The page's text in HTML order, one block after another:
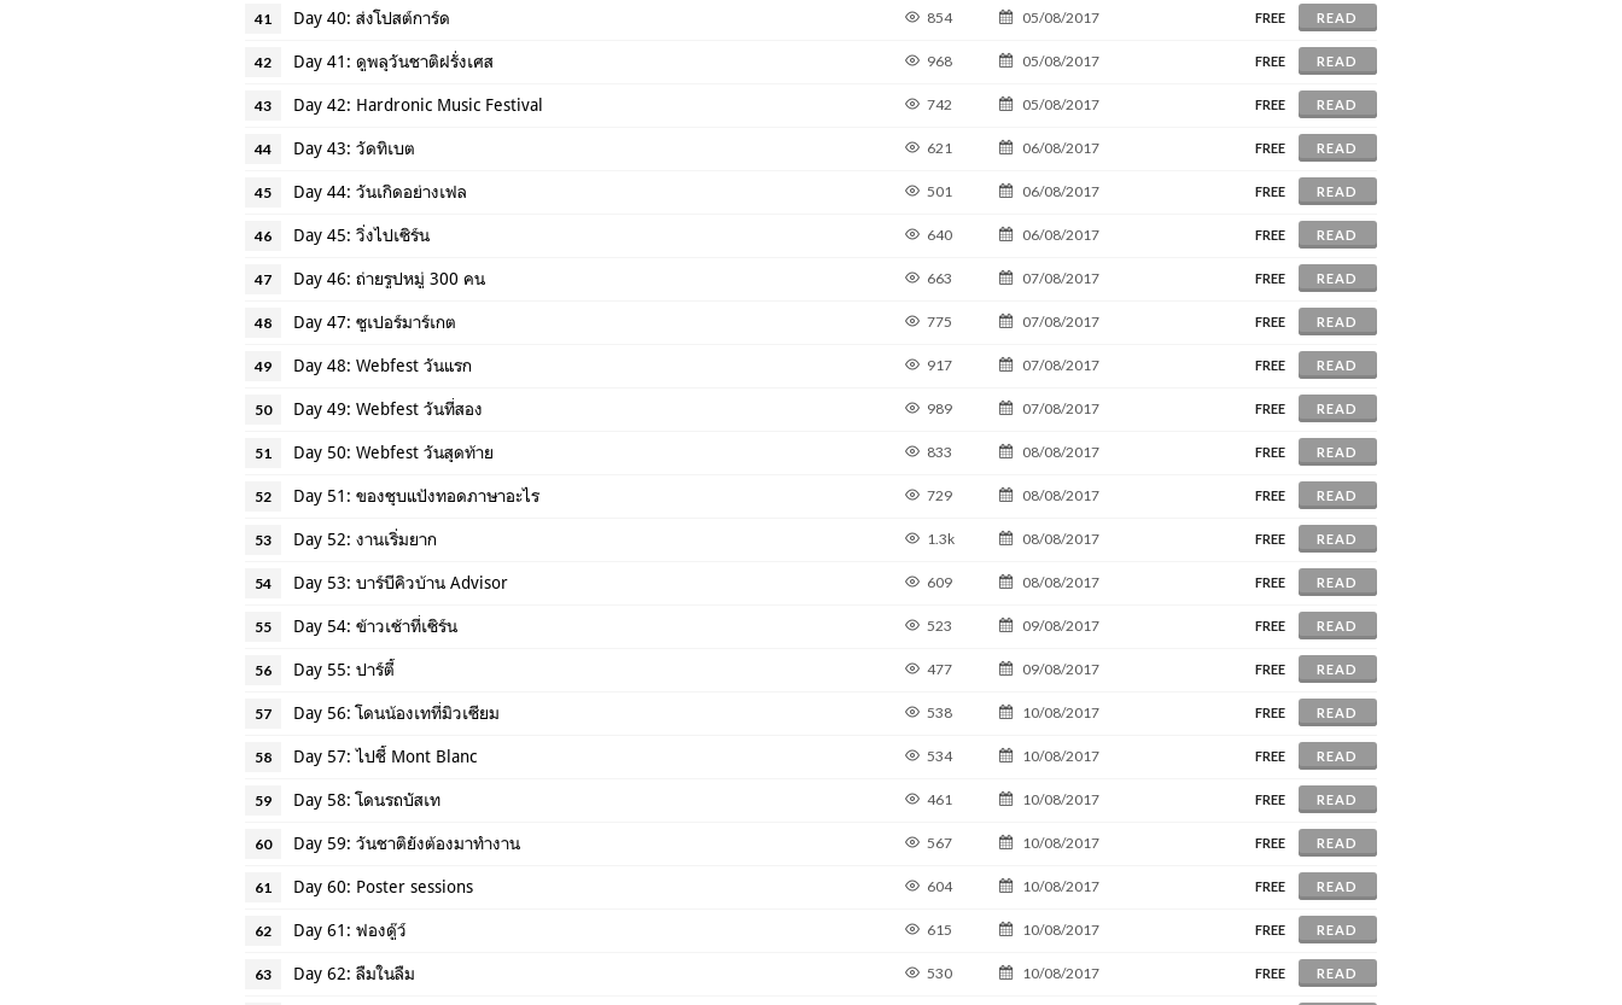
41 Day 40: ส่งโปสต์การ์ด 854 05/08/2017 FREE READ
42 Day 41: ดูพลุวันชาติฝรั่งเศส 968 05/08/2017 FREE READ
43 Day 42: Hardronic Music Festival 742 05/08/2017 FREE READ
44 Day 43: วัดทิเบต 621 06/08/2017 FREE READ
45 Day 44: วันเกิดอย่างเฟล 501 06/08/2017 FREE READ
46 Day 45: วิ่งไปเซิร์น 640 06/08/2017 FREE READ
47 Day 46: ถ่ายรูปหมู่ 300 คน 663 07/08/2017 FREE READ
48 Day 47: ซูเปอร์มาร์เกต 775 07/08/2017 FREE READ
49 Day 48: Webfest วันแรก 917 07/08/2017 FREE READ
50 Day 49: Webfest วันที่สอง 989 07/08/2017 FREE READ
51 Day 50: Webfest วันสุดท้าย 833 08/08/2017 FREE READ
52 Day 51: ของชุบแป้งทอดภาษาอะไร 729 08/08/2017 FREE READ
53 Day 52: งานเริ่มยาก 1.3k 08/08/2017 FREE READ
54 Day 53: บาร์บีคิวบ้าน Advisor 609 08/08/2017 FREE READ
55 Day 54: ข้าวเช้าที่เซิร์น 523 09/08/2017 FREE READ
56 Day 55: ปาร์ตี้ 477 09/08/2017 FREE READ
57 Day 56: โดนน้องเทที่มิวเซียม 538 10/08/2017 FREE READ
58 Day 57: ไปชี้ Mont Blanc 534 10/08/2017 FREE READ
59 Day 58: โดนรถบัสเท 461 10/08/2017 FREE READ
60 Day 59: วันชาติยังต้องมาทำงาน 567 10/08/2017 FREE READ
61 Day 60: Poster sessions 604 10/08/2017 FREE READ
62 Day 61: ฟองดู๊ว์ 615 10/08/2017 FREE READ
63 Day 62: ลืมในลืม 530 10/08/2017 FREE READ